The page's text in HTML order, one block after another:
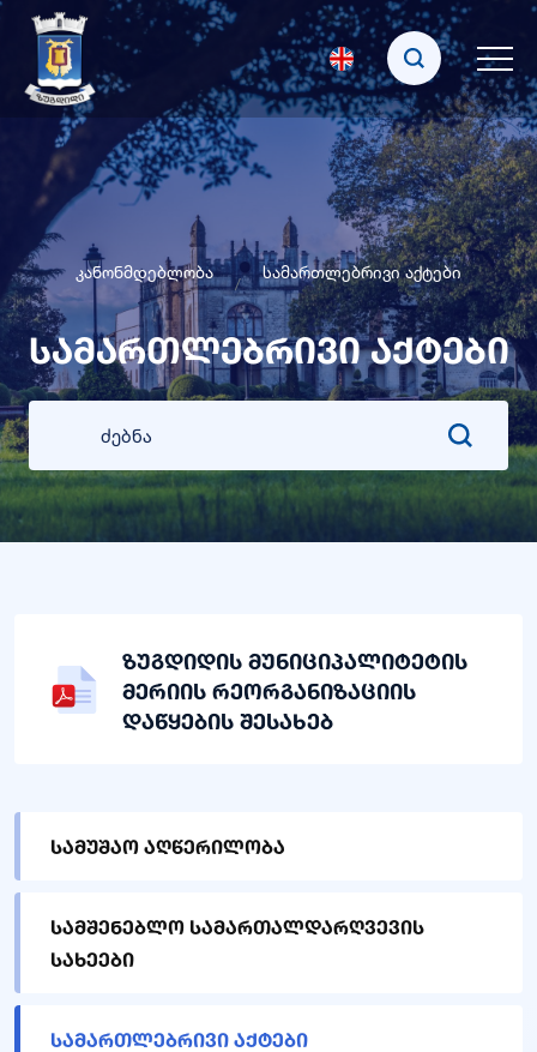
კანონმდებლობა სამართლებრივი აქტები
სამართლებრივი აქტები
ზუგდიდის მუნიციპალიტეტის
მერიის რეორგანიზაციის
დაწყების შესახებ
სამუშაო აღწერილობა
სამშენებლო სამართალდარღვევის
სახეები
სამართლებრივი აქტები